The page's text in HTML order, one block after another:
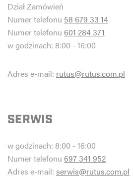
Dział Zamówień
Numer telefonu 58 679 33 14
Numer telefonu 601 284 371
w godzinach: 8:00 - 16:00
Adres e-mail: rutus@rutus.com.pl
SERWIS
w godzinach: 8:00 - 16:00
Numer telefonu 697 341 952
Adres e-mail: serwis@rutus.com.pl